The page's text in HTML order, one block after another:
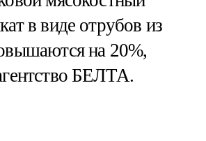
в виде отрубов из
на 20%,
БЕЛТА.